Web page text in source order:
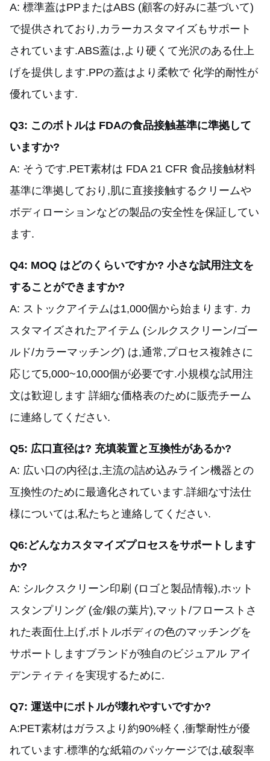
A: 標準蓋はPPまたはABS (顧客の好みに基づいて)
で提供されており,カラーカスタマイズもサポート
されています.ABS蓋は,より硬くて光沢のある仕上
げを提供します.PPの蓋はより柔軟で 化学的耐性が
優れています.
Q3: このボトルは FDAの食品接触基準に準拠して
いますか?
A: そうです.PET素材は FDA 21 CFR 食品接触材料
基準に準拠しており,肌に直接接触するクリームや
ボディローションなどの製品の安全性を保証してい
ます.
Q4: MOQ はどのくらいですか? 小さな試用注文を
することができますか?
A: ストックアイテムは1,000個から始まります. カ
スタマイズされたアイテム (シルクスクリーン/ゴー
ルド/カラーマッチング) は,通常,プロセス複雑さに
応じて5,000~10,000個が必要です.小規模な試用注
文は歓迎します 詳細な価格表のために販売チーム
に連絡してください.
Q5: 広口直径は? 充填装置と互換性があるか?
A: 広い口の内径は,主流の詰め込みライン機器との
互換性のために最適化されています.詳細な寸法仕
様については,私たちと連絡してください.
Q6:どんなカスタマイズプロセスをサポートします
か?
A: シルクスクリーン印刷 (ロゴと製品情報),ホット
スタンプリング (金/銀の葉片),マット/フローストさ
れた表面仕上げ,ボトルボディの色のマッチングを
サポートしますブランドが独自のビジュアル アイ
デンティティを実現するために.
Q7: 運送中にボトルが壊れやすいですか?
A:PET素材はガラスより約90%軽く,衝撃耐性が優
れています.標準的な紙箱のパッケージでは,破裂率